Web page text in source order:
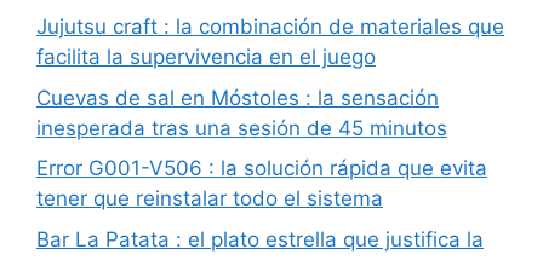
Jujutsu craft : la combinación de materiales que
facilita la supervivencia en el juego
Cuevas de sal en Móstoles : la sensación
inesperada tras una sesión de 45 minutos
Error G001-V506 : la solución rápida que evita
tener que reinstalar todo el sistema
Bar La Patata : el plato estrella que justifica la